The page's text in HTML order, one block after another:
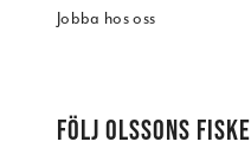
Jobba hos oss
FÖLJ OLSSONS FISKE